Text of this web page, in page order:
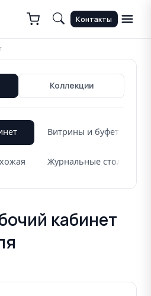
Контакты
Коллекции
Витрины и буфеты
Журнальные столики
кабинет